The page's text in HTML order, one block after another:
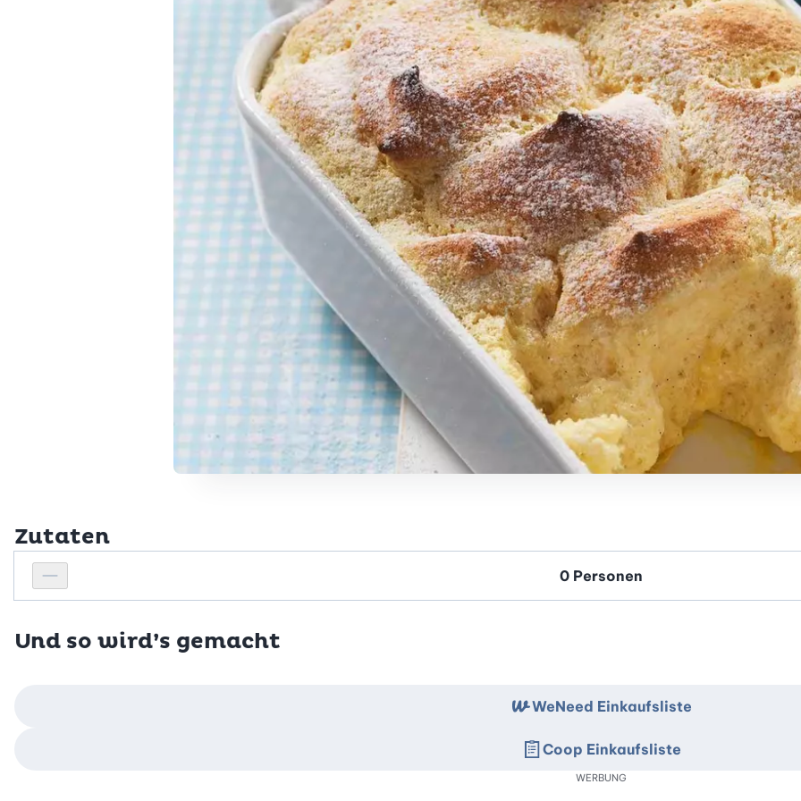
Zutaten
Personenanzahl verringern
Personenanzahl
Und so wird’s gemacht
WeNeed Einkaufsliste
Coop Einkaufsliste
WERBUNG